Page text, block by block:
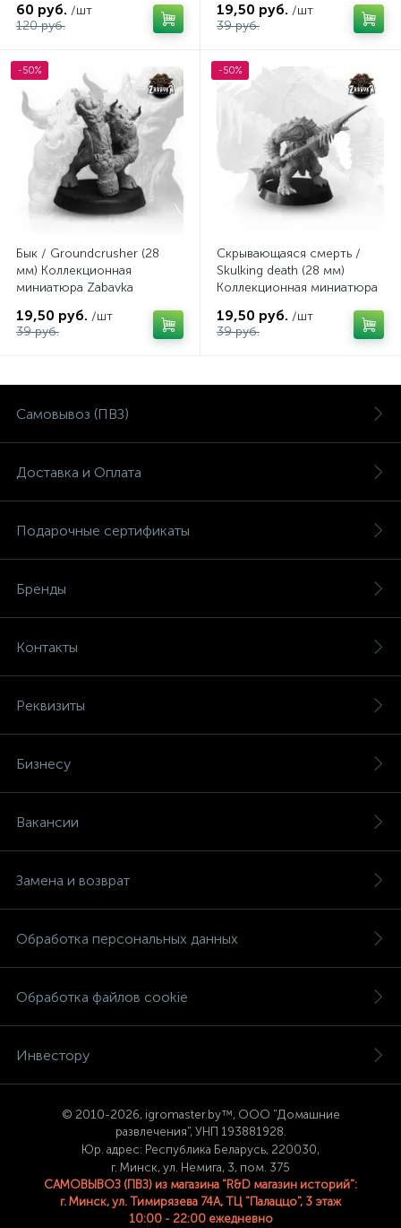
60 руб. /шт
120 руб.
19,50 руб. /шт
39 руб.
-50%
Бык / Groundcrusher (28
мм) Коллекционная
миниатюра Zabavka
19,50 руб. /шт
39 руб.
-50%
Скрывающаяся смерть /
Skulking death (28 мм)
Коллекционная миниатюра
19,50 руб. /шт
39 руб.
Самовывоз (ПВЗ)
Доставка и Оплата
Подарочные сертификаты
Бренды
Контакты
Реквизиты
Бизнесу
Вакансии
Замена и возврат
Обработка персональных данных
Обработка файлов cookie
Инвестору
© 2010-2026, igromaster.by™, ООО "Домашние
развлечения", УНП 193881928.
Юр. адрес: Республика Беларусь, 220030,
г. Минск, ул. Немига, 3, пом. 375
САМОВЫВОЗ (ПВЗ) из магазина "R&D магазин историй":
г. Минск, ул. Тимирязева 74A, ТЦ "Палаццо", 3 этаж
10:00 - 22:00 ежедневно